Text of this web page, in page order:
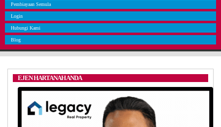
Pembiayaan Semula
Login
Hubungi Kami
Blog
EJEN HARTANAH ANDA